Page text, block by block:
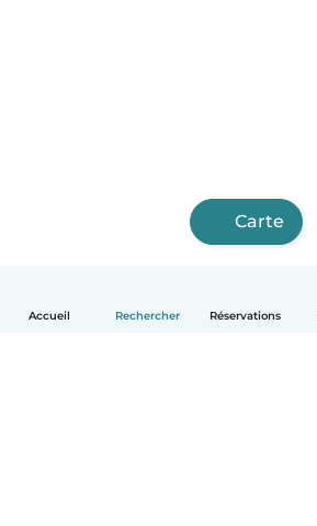
Accueil Rechercher Réservations
Carte